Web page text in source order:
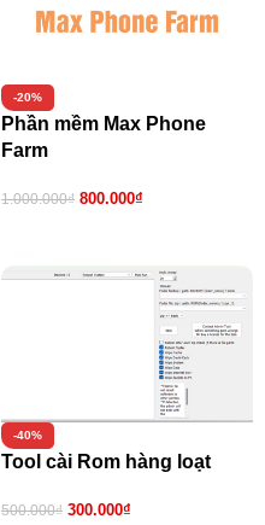
-20%
Phần mềm Max Phone
Farm
1.000.000₫ 800.000₫
-40%
Tool cài Rom hàng loạt
500.000₫ 300.000₫